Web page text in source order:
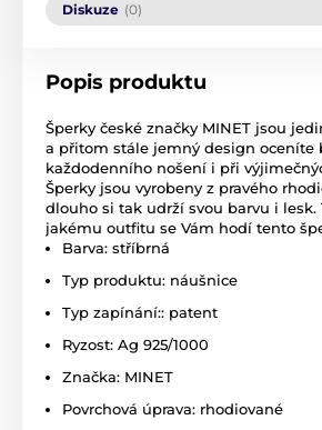
Diskuze (0)
Popis produktu
Šperky české značky MINET jsou
a přitom stále jemný design oceníte
každodenního nošení i při
Šperky jsou vyrobeny z pravého
dlouho si tak udrží svou barvu i lesk.
jakému outfitu se Vám hodí tento
Barva: stříbrná
Typ produktu: náušnice
Typ zapínání:: patent
Ryzost: Ag 925/1000
Značka: MINET
Povrchová úprava: rhodiované